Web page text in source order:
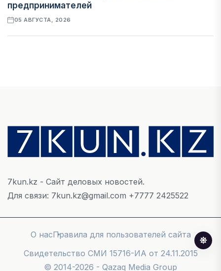
предпринимателей
05 АВГУСТА, 2026
НОВОСТИ
В Алатау создадут экосистему по
производству экологичного авиационного
05 АВГУСТА, 2026
эффективность государственных проектов
04 АВГУСТА, 2026
7kun.kz - Сайт деловых новостей.
Для связи: 7kun.kz@gmail.com +7777 2425522
О насПравила для пользователей сайта
Cвидетельство СМИ 15716-ИА от 24.11.2015
© 2014-2026 - Qazaq Media Group